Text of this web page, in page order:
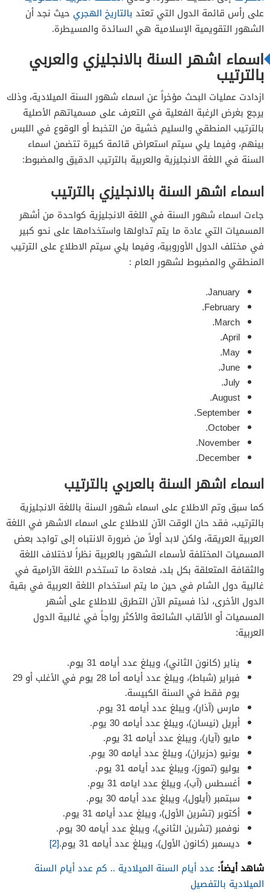
على رأس قائمة الدول التي تعتد بالتاريخ الهجري حيث نجد أن
الشهور التقويمية الإسلامية هي السائدة والمسيطرة.
اسماء اشهر السنة بالانجليزي والعربي
بالترتيب
ازدادت عمليات البحث مؤخراً عن اسماء شهور السنة الميلادية، وذلك
يرجع بغرض الرغبة الفعلية في التعرف على مسمياتهم الأصلية
بالترتيب المنطقي والسليم خشية من التخبط أو الوقوع في اللبس
بينهم، وفيما يلي سيتم استعراض قائمة كبيرة تتضمن اسماء
السنة في اللغة الانجليزية والعربية بالترتيب الدقيق والمضبوط:
اسماء اشهر السنة بالانجليزي بالترتيب
جاءت اسماء شهور السنة في اللغة الانجليزية كواحدة من أشهر
المسميات التي عادة ما يتم تداولها واستخدامها على نحو كبير
في مختلف الدول الأوروبية، وفيما يلي سيتم الاطلاع على الترتيب
المنطقي والمضبوط لشهور العام :
January.
February.
March.
April.
May.
June.
July.
August.
September.
October.
November.
December.
اسماء اشهر السنة بالعربي بالترتيب
كما سبق وتم الاطلاع على اسماء شهور السنة باللغة الانجليزية
بالترتيب، فقد حان الوقت الآن للاطلاع على اسماء الاشهر في اللغة
العربية العريقة، ولكن لابد أولاً من ضرورة الانتباه إلى تواجد بعض
المسميات المختلفة لأسماء الشهور بالعربية نظراً لاختلاف اللغة
والثقافة المتعلقة بكل بلد، فعادة ما تستخدم اللغة الآرامية في
غالبية دول الشام في حين ما يتم استخدام اللغة العربية في بقية
الدول الأخرى، لذا فسيتم الآن التطرق للاطلاع على أشهر
المسميات أو الألقاب الشائعة والأكثر رواجاً في غالبية الدول
العربية:
يناير (كانون الثاني)، ويبلغ عدد أيامه 31 يوم.
فبراير (شباط)، ويبلغ عدد أيامه أما 28 يوم في الأغلب أو 29
يوم فقط في السنة الكبيسة.
مارس (آذار)، ويبلغ عدد أيامه 31 يوم.
أبريل (نيسان)، ويبلغ عدد أيامه 30 يوم.
مايو (آيار)، ويبلغ عدد أيامه 31 يوم.
يونيو (حزيران)، ويبلغ عدد أيامه 30 يوم.
يوليو (تموز)، ويبلغ عدد أيامه 31 يوم.
أغسطس (آب)، ويبلغ عدد ايامه 31 يوم.
سبتمبر (أيلول)، ويبلغ عدد أيامه 30 يوم.
أكتوبر (تشرين الأول)، ويبلغ عدد أيامه 31 يوم.
نوفمبر (تشرين الثاني)، ويبلغ عدد أيامه 30 يوم.
ديسمبر (كانون الأول)، ويبلغ عدد أيامه 31 يوم.
[2]
شاهد أيضاً: عدد أيام السنة الميلادية .. كم عدد أيام السنة
الميلادية بالتفصيل